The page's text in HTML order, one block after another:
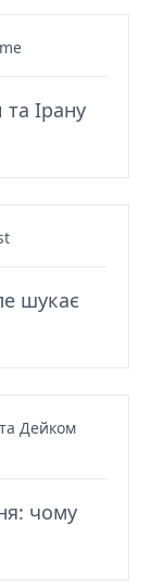
та Ірану
шукає
Дейком
чому